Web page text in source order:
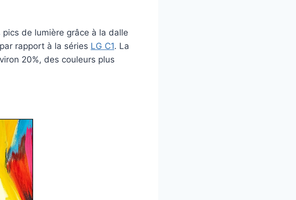
de lumière grâce à la dalle
rapport à la séries LG C1. La
20%, des couleurs plus